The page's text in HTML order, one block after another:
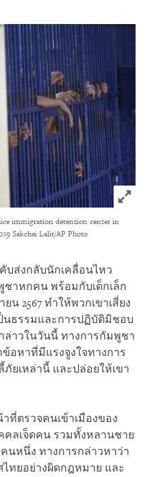
Click
immigration detention center in
Sakchai Lalit/AP Photo
บส่งกลับนักเคลื่อนไหว
ชาหกคน พร้อมกับเด็กเล็ก
น 2567 ทำให้พวกเขาเสี่ยง
นธรรมและการปฏิบัติมิชอบ
าวในวันนี้ ทางการกัมพูชา
อหาที่มีแรงจูงใจทางการ
ยเหล่านี้ และปล่อยให้เขา
ที่ตรวจคนเข้าเมืองของ
ลเจ็ดคน รวมทั้งหลานชาย
นหนึ่ง ทางการกล่าวหาว่า
ทยอย่างผิดกฎหมาย และ